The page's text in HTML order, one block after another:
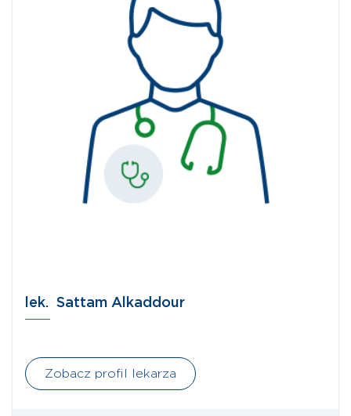
lek. Sattam Alkaddour
Zobacz profil lekarza